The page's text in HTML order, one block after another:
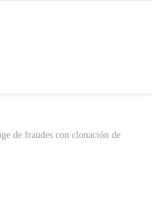
de fraudes con clonación de